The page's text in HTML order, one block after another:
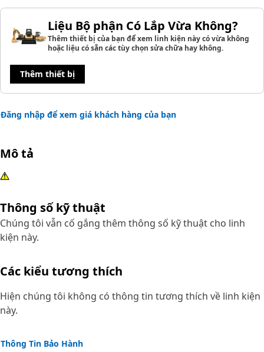
Liệu Bộ phận Có Lắp Vừa Không?
Thêm thiết bị của bạn để xem linh kiện này có vừa không
hoặc liệu có sẵn các tùy chọn sửa chữa hay không.
Thêm thiết bị
Đăng nhập để xem giá khách hàng của bạn
Mô tả
Thông số kỹ thuật
Chúng tôi vẫn cố gắng thêm thông số kỹ thuật cho linh
kiện này.
Các kiểu tương thích
Hiện chúng tôi không có thông tin tương thích về linh kiện
này.
Thông Tin Bảo Hành